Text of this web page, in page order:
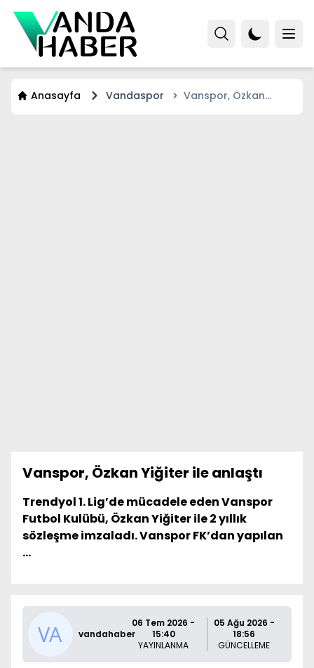
Anasayfa Vandaspor
Vanspor, Özkan
Vanspor, Özkan Yiğiter ile anlaştı
Trendyol 1. Lig’de mücadele eden Vanspor
Futbol Kulübü, Özkan Yiğiter ile 2 yıllık
sözleşme imzaladı. Vanspor FK’dan yapılan
...
vandahaber
06 Tem 2026 -
15:40
YAYINLANMA
05 Ağu 2026 -
18:56
GÜNCELLEME